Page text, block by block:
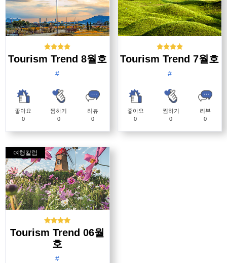
Tourism Trend 8월호
#
좋아요
0
찜하기
0
리뷰
0
Tourism Trend 7월호
#
좋아요
0
찜하기
0
리뷰
0
여행칼럼
Tourism Trend 06월
호
#